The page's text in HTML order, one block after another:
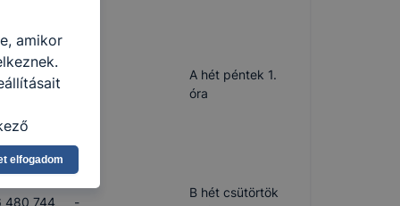
480 744
A hét péntek 1.
óra
480 744 -
B hét csütörtök
amikor
Ön
vagy
jobb
elfogadom